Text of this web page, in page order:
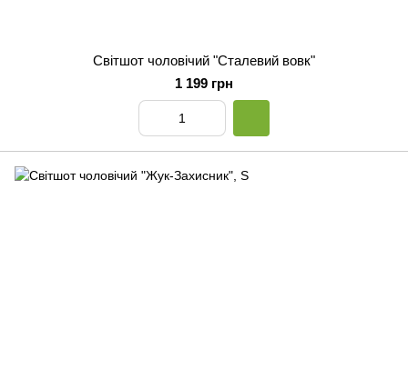
Світшот чоловічий "Сталевий вовк"
1 199 грн